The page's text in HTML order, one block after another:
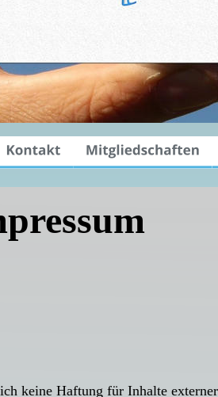
keine Haftung für Inhalte